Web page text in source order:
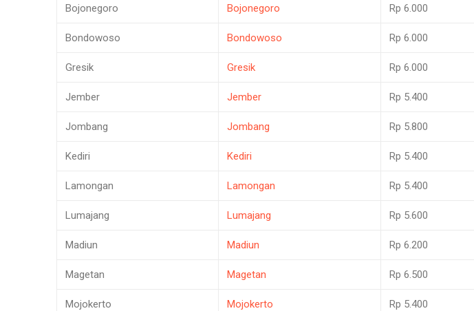
Bojonegoro Bojonegoro Rp 6.000
Bondowoso Bondowoso Rp 6.000
Gresik Gresik Rp 6.000
Jember Jember Rp 5.400
Jombang Jombang Rp 5.800
Kediri Kediri Rp 5.400
Lamongan Lamongan Rp 5.400
Lumajang Lumajang Rp 5.600
Madiun Madiun Rp 6.200
Magetan Magetan Rp 6.500
Mojokerto Mojokerto Rp 5.400